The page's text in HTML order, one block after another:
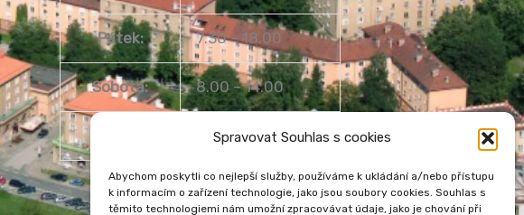
Spravovat Souhlas s cookies
Abychom poskytli co nejlepší služby, používáme k ukládání a/nebo přístupu
k informacím o zařízení technologie, jako jsou soubory cookies. Souhlas s
těmito technologiemi nám umožní zpracovávat údaje, jako je chování při
Pátek: 7.30 – 18.00
Sobota: 8.00 – 14.00
Zavřeno